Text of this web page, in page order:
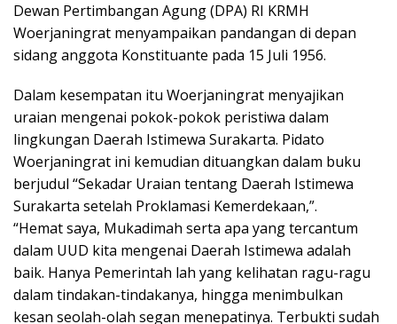
Dewan Pertimbangan Agung (DPA) RI KRMH
Woerjaningrat menyampaikan pandangan di depan
sidang anggota Konstituante pada 15 Juli 1956.
Dalam kesempatan itu Woerjaningrat menyajikan
uraian mengenai pokok-pokok peristiwa dalam
lingkungan Daerah Istimewa Surakarta. Pidato
Woerjaningrat ini kemudian dituangkan dalam buku
berjudul “Sekadar Uraian tentang Daerah Istimewa
Surakarta setelah Proklamasi Kemerdekaan,”.
“Hemat saya, Mukadimah serta apa yang tercantum
dalam UUD kita mengenai Daerah Istimewa adalah
baik. Hanya Pemerintah lah yang kelihatan ragu-ragu
dalam tindakan-tindakanya, hingga menimbulkan
kesan seolah-olah segan menepatinya. Terbukti sudah